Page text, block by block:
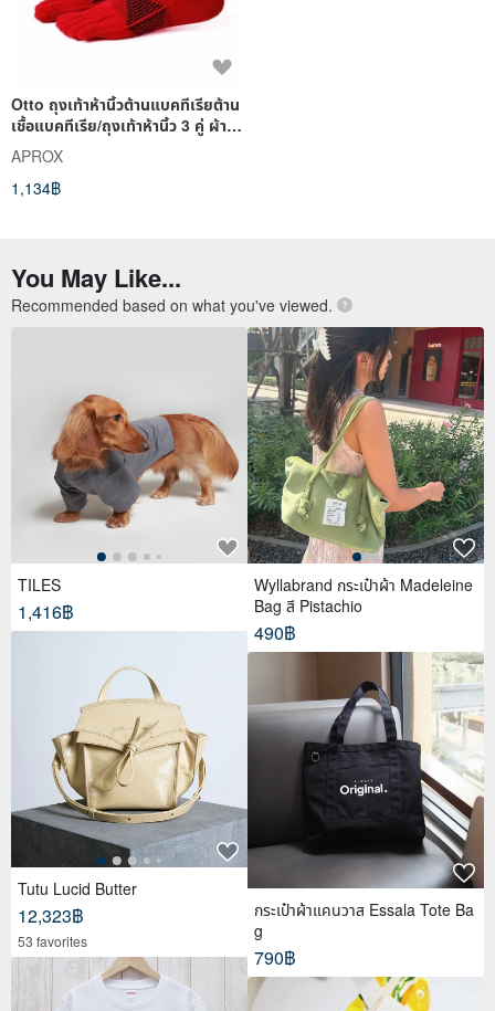
Otto ถุงเท้าห้านิ้วต้านแบคทีเรียต้าน
เชื้อแบคทีเรีย/ถุงเท้าห้านิ้ว 3 คู่ ผ้า
ฝ้ายต
APROX
1,134฿
You May Like...
Recommended based on what you've viewed.
TILES
1,416฿
Tutu Lucid Butter
12,323฿
53 favorites
Wyllabrand กระเป๋าผ้า Madeleine
Bag สี Pistachio
490฿
กระเป๋าผ้าแคนวาส Essala Tote Ba
g
790฿